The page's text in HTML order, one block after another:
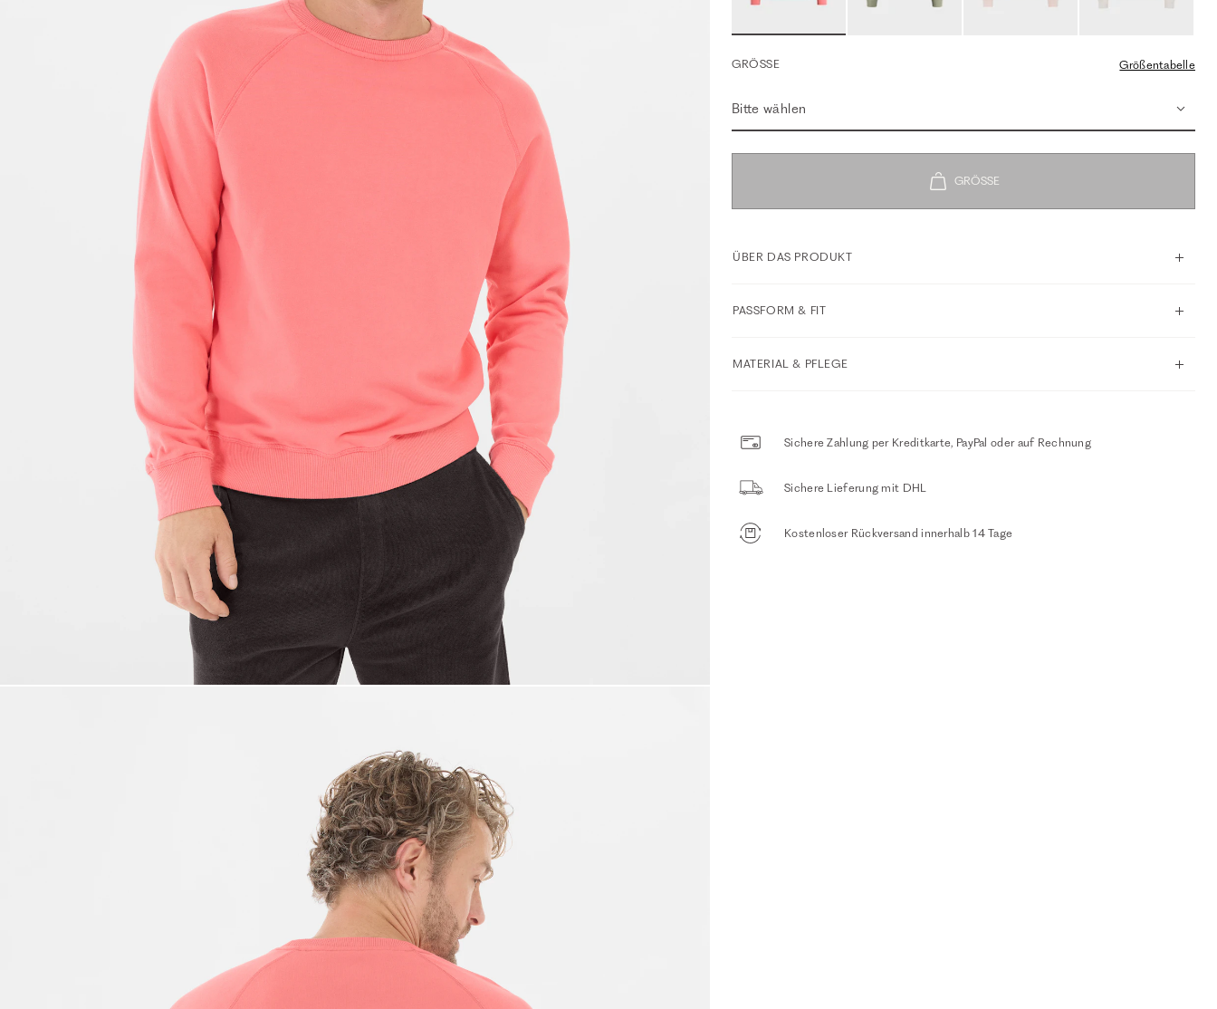
GRÖSSE Größentabelle
Bitte wählen
ÜBER DAS PRODUKT
PASSFORM & FIT
MATERIAL & PFLEGE
Sichere Zahlung per Kreditkarte, PayPal oder auf Rechnung
Sichere Lieferung mit DHL
Kostenloser Rückversand innerhalb 14 Tage